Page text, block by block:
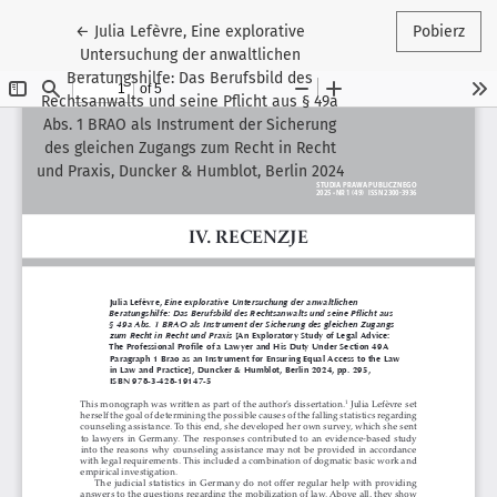
← Wróć do szczegółów artykułu
Julia Lefèvre, Eine explorative
Untersuchung der anwaltlichen
Beratungshilfe: Das Berufsbild des
Rechtsanwalts und seine Pflicht aus § 49a
Abs. 1 BRAO als Instrument der Sicherung
des gleichen Zugangs zum Recht in Recht
und Praxis, Duncker & Humblot, Berlin 2024
Pobierz